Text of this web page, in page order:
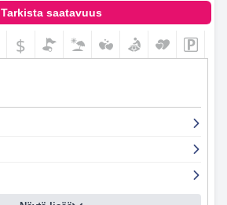
Tarkista saatavuus
$